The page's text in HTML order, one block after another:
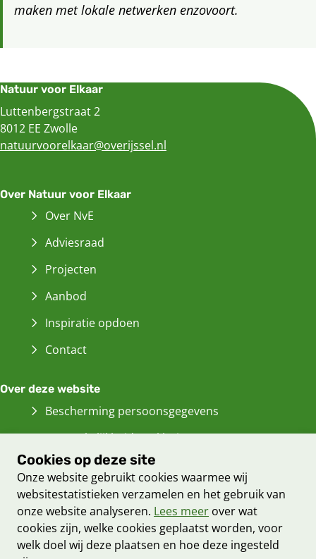
Cookies op deze site
Onze website gebruikt cookies waarmee wij
websitestatistieken verzamelen en het gebruik van
onze website analyseren. Lees meer over wat
cookies zijn, welke cookies geplaatst worden, voor
welk doel wij deze plaatsen en hoe deze ingesteld
maken met lokale netwerken enzovoort.
Natuur voor Elkaar
Luttenbergstraat 2
8012 EE Zwolle
natuurvoorelkaar@overijssel.nl
Over Natuur voor Elkaar
Over NvE
Adviesraad
Projecten
Aanbod
Inspiratie opdoen
Contact
Over deze website
Bescherming persoonsgegevens
Toegankelijkheidsverklaring
Informatiebeveiliging
Cookieverklaring
Proclaimer
Archief van dezewebsite
(Verwijst